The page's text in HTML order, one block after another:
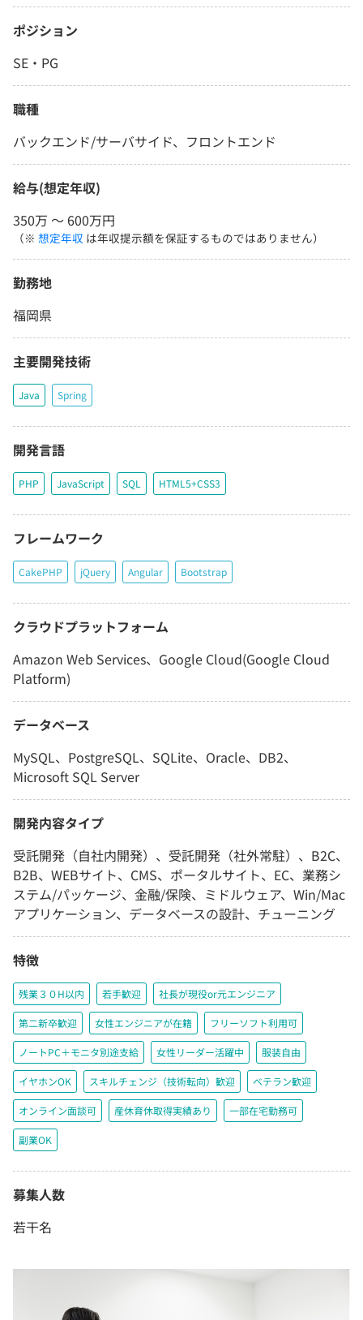
ポジション
SE・PG
職種
バックエンド/サーバサイド、フロントエンド
給与(想定年収)
350万 〜 600万円
（※ 想定年収 は年収提示額を保証するものではありません）
勤務地
福岡県
主要開発技術
Java Spring
開発言語
PHP JavaScript SQL HTML5+CSS3
フレームワーク
CakePHP jQuery Angular Bootstrap
クラウドプラットフォーム
Amazon Web Services、Google Cloud(Google Cloud
Platform)
データベース
MySQL、PostgreSQL、SQLite、Oracle、DB2、
Microsoft SQL Server
開発内容タイプ
受託開発（自社内開発）、受託開発（社外常駐）、B2C、
B2B、WEBサイト、CMS、ポータルサイト、EC、業務シ
ステム/パッケージ、金融/保険、ミドルウェア、Win/Mac
アプリケーション、データベースの設計、チューニング
特徴
残業３０H以内 若手歓迎 社長が現役or元エンジニア
第二新卒歓迎 女性エンジニアが在籍 フリーソフト利用可
ノートPC＋モニタ別途支給 女性リーダー活躍中 服装自由
イヤホンOK スキルチェンジ（技術転向）歓迎 ベテラン歓迎
オンライン面談可 産休育休取得実績あり 一部在宅勤務可
副業OK
募集人数
若干名